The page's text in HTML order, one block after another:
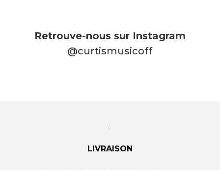
Retrouve-nous sur Instagram
@curtismusicoff
LIVRAISON